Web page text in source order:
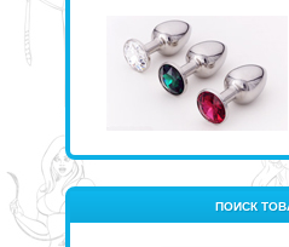
ПОИСК